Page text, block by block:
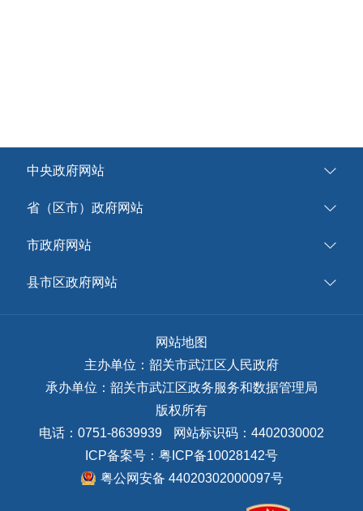
中央政府网站
省（区市）政府网站
市政府网站
县市区政府网站
网站地图
主办单位：韶关市武江区人民政府
承办单位：韶关市武江区政务服务和数据管理局
版权所有
电话：0751-8639939
网站标识码：4402030002
ICP备案号： 粤ICP备10028142号
粤公网安备 44020302000097号